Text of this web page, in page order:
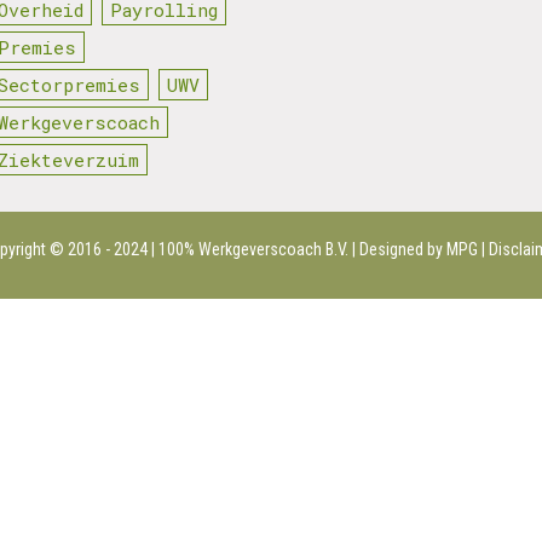
Payrolling
UWV
© 2016 - 2024 | 100% Werkgeverscoach B.V. | Designed by MPG |